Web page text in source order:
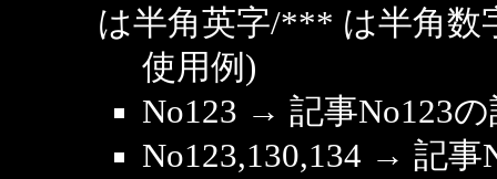
は半角英字/*** は半角数
使用例)
No123 → 記事No123
No123,130,134 → 記